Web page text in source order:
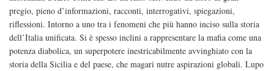
pregio, pieno d’informazioni, racconti, interrogativi, spiegazioni,
riflessioni. Intorno a uno tra i fenomeni che più hanno inciso sulla storia
dell’Italia unificata. Si è spesso inclini a rappresentare la mafia come una
potenza diabolica, un superpotere inestricabilmente avvinghiato con la
storia della Sicilia e del paese, che magari nutre aspirazioni globali. Lupo